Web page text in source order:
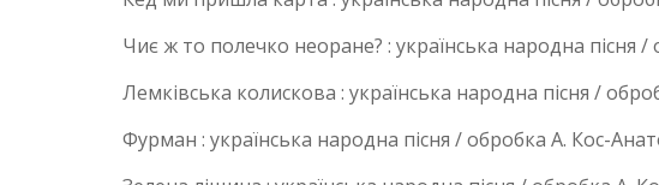
Чиє ж то полечко неоране? : українська народна пісня
Лемківська колискова : українська народна пісня /
Фурман : українська народна пісня / обробка А. Кос-